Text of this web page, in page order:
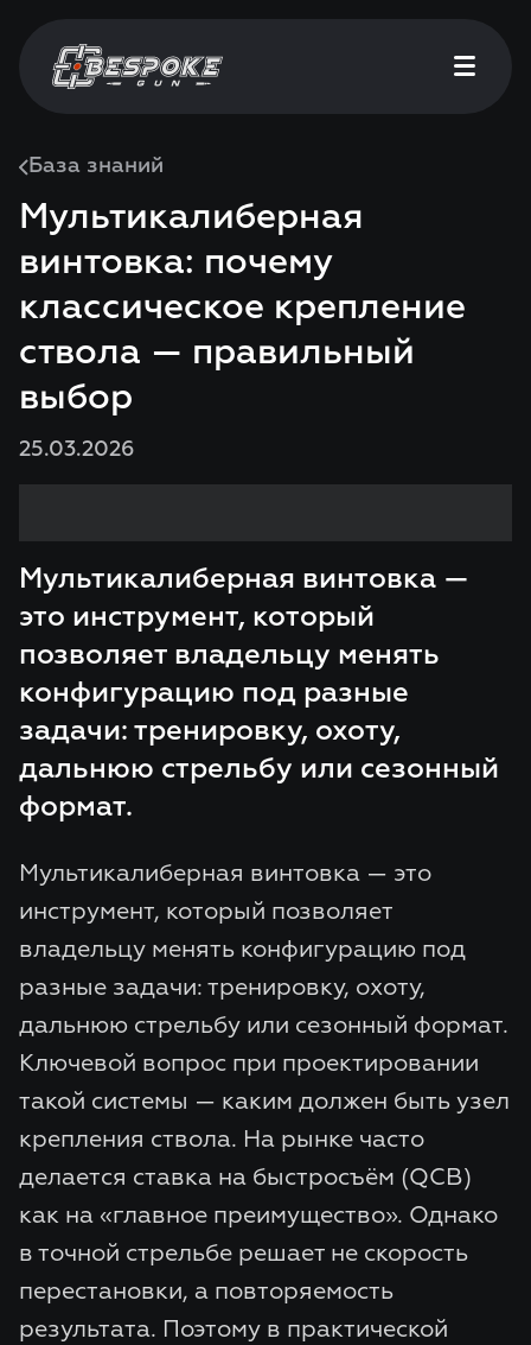
База знаний
Мультикалиберная
винтовка: почему
классическое крепление
ствола — правильный
выбор
25.03.2026
Мультикалиберная винтовка —
это инструмент, который
позволяет владельцу менять
конфигурацию под разные
задачи: тренировку, охоту,
дальнюю стрельбу или сезонный
формат.
Мультикалиберная винтовка — это
инструмент, который позволяет
владельцу менять конфигурацию под
разные задачи: тренировку, охоту,
дальнюю стрельбу или сезонный формат.
Ключевой вопрос при проектировании
такой системы — каким должен быть узел
крепления ствола. На рынке часто
делается ставка на быстросъём (QCB)
как на «главное преимущество». Однако
в точной стрельбе решает не скорость
перестановки, а повторяемость
результата. Поэтому в практической